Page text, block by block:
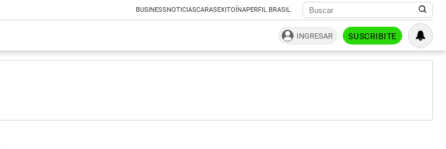
BUSINESSNOTICIASCARASEXITOÍNAPERFIL BRASIL
INGRESAR SUSCRIBITE